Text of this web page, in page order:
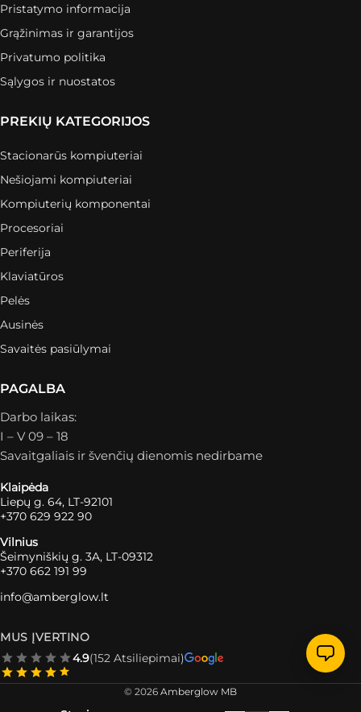
Pristatymo informacija
Grąžinimas ir garantijos
Privatumo politika
Sąlygos ir nuostatos
PREKIŲ KATEGORIJOS
Stacionarūs kompiuteriai
Nešiojami kompiuteriai
Kompiuterių komponentai
Procesoriai
Periferija
Klaviatūros
Pelės
Ausinės
Savaitės pasiūlymai
PAGALBA
Darbo laikas:
I – V 09 – 18
Savaitgaliais ir švenčių dienomis nedirbame
Klaipėda
Liepų g. 64, LT-92101
+370 629 922 90
Vilnius
Šeimyniškių g. 3A, LT-09312
+370 662 191 99
info@amberglow.lt
MUS ĮVERTINO
4.9(152 Atsiliepimai)
© 2026 Amberglow MB